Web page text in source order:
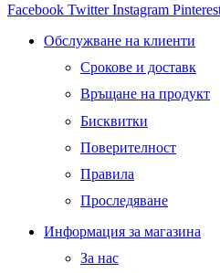
Facebook Twitter Instagram
Обслужване на клиенти
Срокове и доставк
Връщане на продукт
Бисквитки
Поверителност
Правила
Проследяване
Информация за магазина
За нас